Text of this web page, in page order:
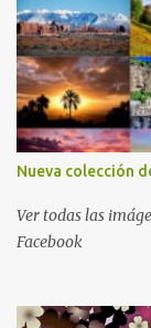
Nueva colección
Ver todas las
Facebook